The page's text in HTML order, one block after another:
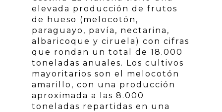
elevada producción de frutos
de hueso (melocotón,
paraguayo, pavía, nectarina,
albaricoque y ciruela) con cifras
que rondan un total de 18.000
toneladas anuales. Los cultivos
mayoritarios son el melocotón
amarillo, con una producción
aproximada a las 8.000
toneladas repartidas en una